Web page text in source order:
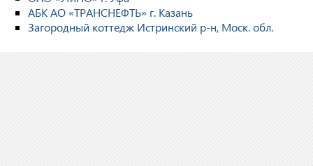
АБК АО «ТРАНСНЕФТЬ» г. Казань
Загородный коттедж Истринский р-н, Моск. обл.